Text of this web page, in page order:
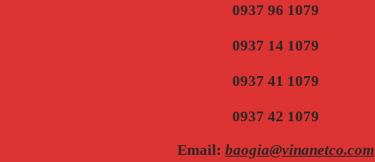
0937 96 1079
0937 14 1079
0937 41 1079
0937 42 1079
Email: baogia@vinanetco.com